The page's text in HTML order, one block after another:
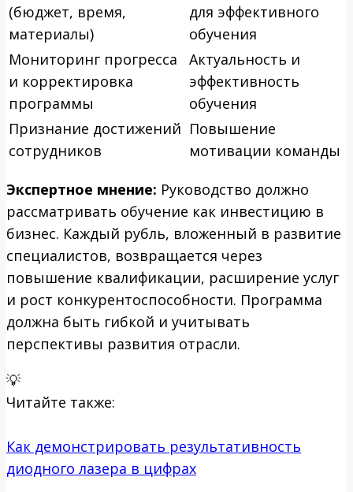
(бюджет, время,
материалы)
для эффективного
обучения
Мониторинг прогресса
и корректировка
программы
Актуальность и
эффективность
обучения
Признание достижений
сотрудников
Повышение
мотивации команды
Экспертное мнение: Руководство должно
рассматривать обучение как инвестицию в
бизнес. Каждый рубль, вложенный в развитие
специалистов, возвращается через
повышение квалификации, расширение услуг
и рост конкурентоспособности. Программа
должна быть гибкой и учитывать
перспективы развития отрасли.
💡
Читайте также:
Как демонстрировать результативность
диодного лазера в цифрах